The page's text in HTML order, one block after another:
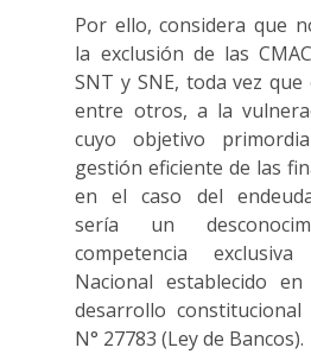
Por ello, considera que
la exclusión de las
SNT y SNE, toda vez
entre otros, a la
cuyo objetivo
gestión eficiente de las
en el caso del
sería un
competencia
Nacional establecido
desarrollo
N° 27783 (Ley de Bancos).